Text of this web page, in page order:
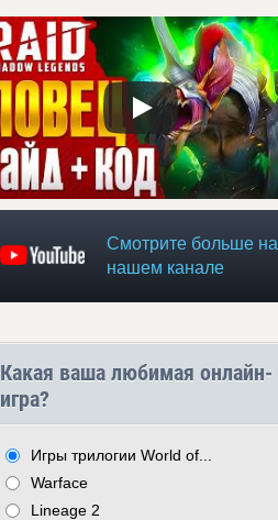
Смотрите больше на
нашем канале
Какая ваша любимая онлайн-
игра?
Игры трилогии World of...
Warface
Lineage 2